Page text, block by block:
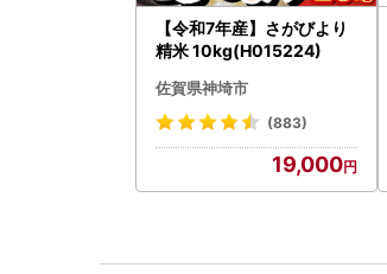
【令和7年産】さがびより
精米 10kg(H015224)
佐賀県神埼市
(883)
19,000